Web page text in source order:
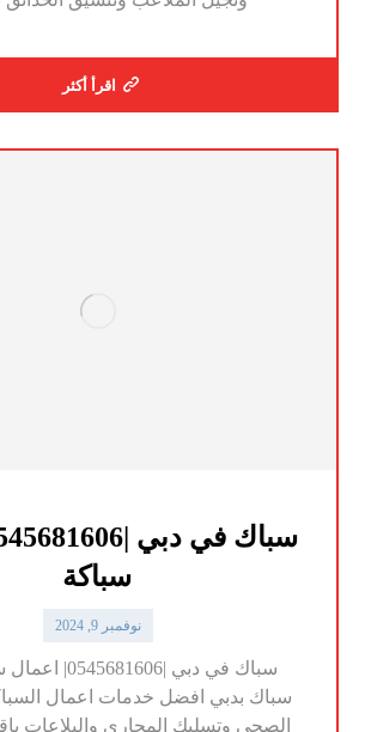
اقرأ أكثر
سباكة
نوفمبر 9, 2024
سباك في دبي
سباك بدبي افضل خدمات اعمال
الصحي وتسليك المجاري والبلاعات